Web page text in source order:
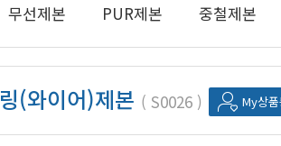
무선제본 PUR제본 중철제본
링(와이어)제본 S0026 My상